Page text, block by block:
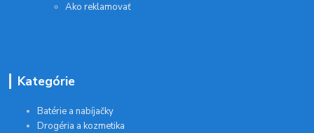
Ako reklamovať
Kategórie
Batérie a nabíjačky
Drogéria a kozmetika